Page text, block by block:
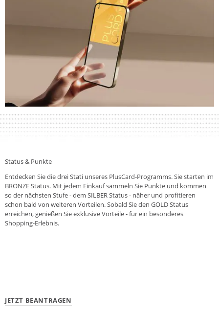
Status & Punkte
Entdecken Sie die drei Stati unseres PlusCard-Programms. Sie starten im
BRONZE Status. Mit jedem Einkauf sammeln Sie Punkte und kommen
so der nächsten Stufe - dem SILBER Status - näher und profitieren
schon bald von weiteren Vorteilen. Sobald Sie den GOLD Status
erreichen, genießen Sie exklusive Vorteile - für ein besonderes
Shopping-Erlebnis.
JETZT BEANTRAGEN